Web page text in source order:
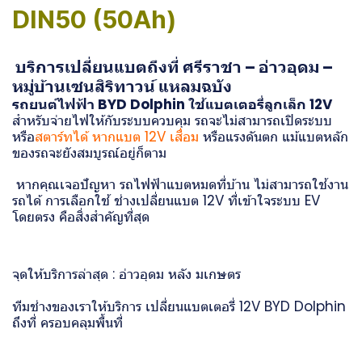
DIN50 (50Ah)
บริการเปลี่ยนแบตถึงที่ ศรีราชา – อ่าวอุดม –
หมู่บ้านเซนสิริทาวน์ แหลมฉบัง
รถยนต์ไฟฟ้า BYD Dolphin ใช้แบตเตอรี่ลูกเล็ก 12V
สำหรับจ่ายไฟให้กับระบบควบคุม รถจะไม่สามารถเปิดระบบ
หรือสตาร์ทได้ หากแบต 12V เสื่อม หรือแรงดันตก แม้แบตหลัก
ของรถจะยังสมบูรณ์อยู่ก็ตาม
หากคุณเจอปัญหา รถไฟฟ้าแบตหมดที่บ้าน ไม่สามารถใช้งาน
รถได้ การเลือกใช้ ช่างเปลี่ยนแบต 12V ที่เข้าใจระบบ EV
โดยตรง คือสิ่งสำคัญที่สุด
จุดให้บริการล่าสุด : อ่าวอุดม หลัง มเกษตร
ทีมช่างของเราให้บริการ เปลี่ยนแบตเตอรี่ 12V BYD Dolphin
ถึงที่ ครอบคลุมพื้นที่